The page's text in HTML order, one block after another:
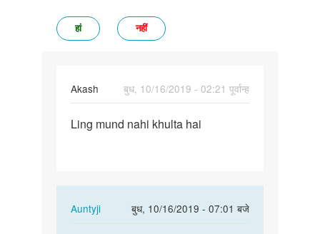
हां नहीं
Akash
बुध, 10/16/2019 - 02:21 पूर्वान्ह
Land
Ling mund nahi khulta hai
Auntyji
बुध, 10/16/2019 - 07:01 बजे
In